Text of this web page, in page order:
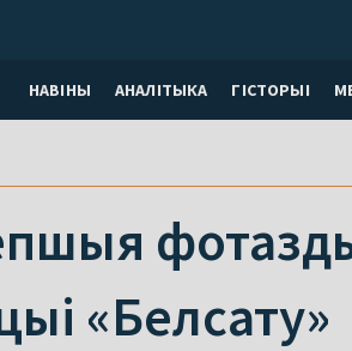
НАВІНЫ АНАЛІТЫКА ГІСТОРЫІ
«Белсату»